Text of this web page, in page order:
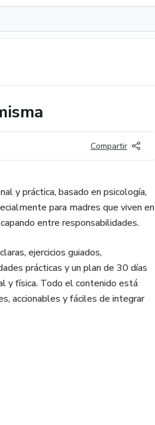
Compartir
y práctica, basado en psicología,
para madres que viven en
entre responsabilidades.
ejercicios guiados,
prácticas y un plan de 30 días
y física. Todo el contenido está
accionables y fáciles de integrar